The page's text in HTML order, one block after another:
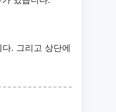
. 그리고 상단에